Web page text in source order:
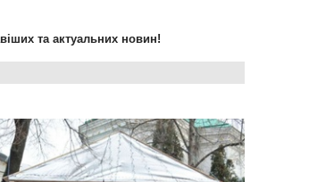
та актуальних новин!